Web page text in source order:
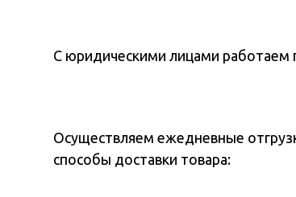
С юридическими лицами работаем
Осуществляем ежедневные
способы доставки товара: